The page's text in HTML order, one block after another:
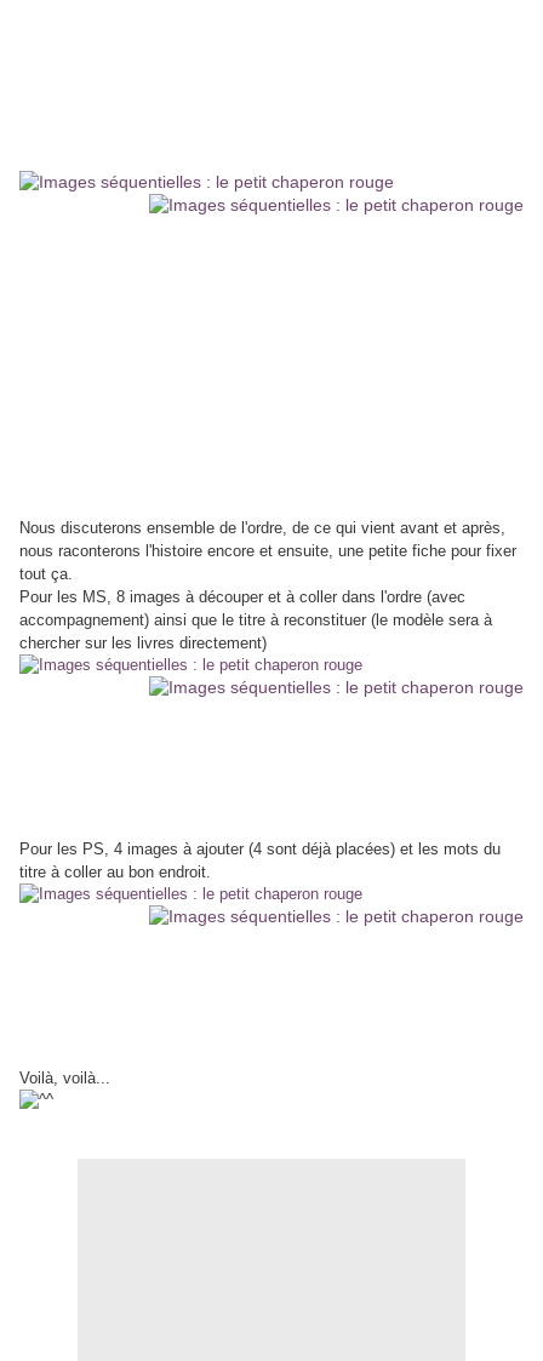
Nous discuterons ensemble de l'ordre, de ce qui vient avant et après,
nous raconterons l'histoire encore et ensuite, une petite fiche pour fixer
tout ça.
Pour les MS, 8 images à découper et à coller dans l'ordre (avec
accompagnement) ainsi que le titre à reconstituer (le modèle sera à
chercher sur les livres directement)
Pour les PS, 4 images à ajouter (4 sont déjà placées) et les mots du
titre à coller au bon endroit.
Voilà, voilà...